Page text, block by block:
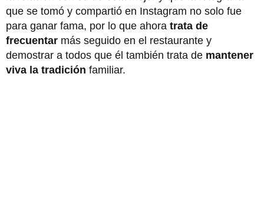
que se tomó y compartió en Instagram no solo fue
para ganar fama, por lo que ahora trata de
frecuentar más seguido en el restaurante y
demostrar a todos que él también trata de mantener
viva la tradición familiar.